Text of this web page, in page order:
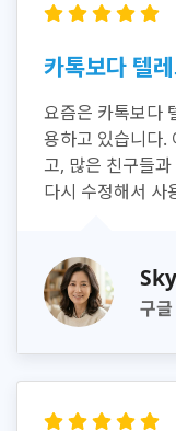
카톡보다 텔
요즘은 카톡보다
용하고 있습니다.
고, 많은 친구들
다시 수정해서 사
구